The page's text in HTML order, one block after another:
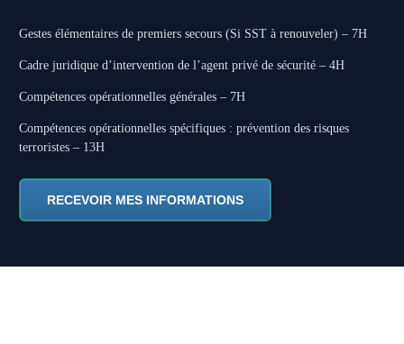
Gestes élémentaires de premiers secours (Si SST à renouveler) – 7H
Cadre juridique d’intervention de l’agent privé de sécurité – 4H
Compétences opérationnelles générales – 7H
Compétences opérationnelles spécifiques : prévention des risques
terroristes – 13H
RECEVOIR MES INFORMATIONS